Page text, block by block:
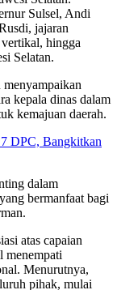
Sulsel, Andi
jajaran
hingga
Selatan.
kepala dinas dalam
kemajuan daerah.
DPC, Bangkitkan
dalam
bermanfaat bagi
atas capaian
menempati
Menurutnya,
pihak, mulai